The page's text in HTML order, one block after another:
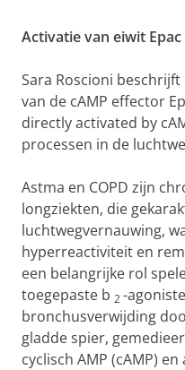
Activatie van eiwit
Sara Roscioni
van de cAMP effector
directly activated by
processen in de
Astma en COPD zijn
longziekten, die
luchtwegvernauwing,
hyperreactiviteit en
een belangrijke rol
toegepaste b 2-
bronchusverwijding
gladde spier,
cyclisch AMP (cAMP)